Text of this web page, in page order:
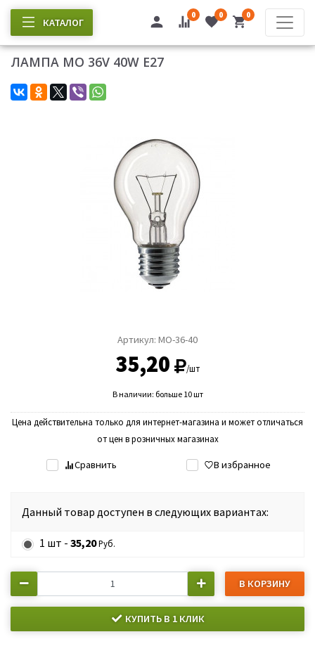
КАТАЛОГ
0 0 0
ЛАМПА МО 36V 40W E27
Артикул: МО-36-40
35,20 /шт
В наличии: больше 10 шт
Цена действительна только для интернет-магазина и может отличаться
от цен в розничных магазинах
Сравнить В избранное
Данный товар доступен в следующих вариантах:
1 шт - 35,20Руб.
В КОРЗИНУ
КУПИТЬ В 1 КЛИК